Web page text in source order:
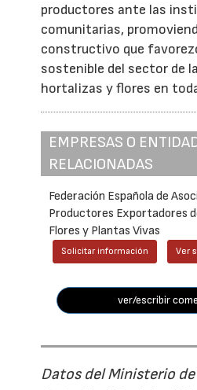
productores ante las
comunitarias,
constructivo que
sostenible del sector de
hortalizas y flores en
EMPRESAS O
RELACIONADAS
Federación Española de
Productores Exportadores
Flores y Plantas Vivas
Solicitar información Ver
ver/escribir
Datos del Ministerio